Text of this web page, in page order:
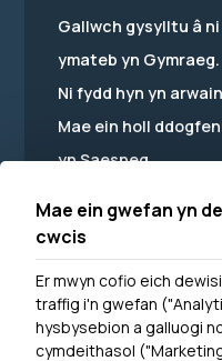
Dewislen Troedyn
Gallwch gysylltu â
ymateb yn Gymraeg.
Ni fydd hyn yn
Mae ein holl
yn Saesneg.
Mae ein gwefan yn
cwcis
Er mwyn cofio eich
traffig i'n gwefan
hysbysebion a galluogi
cymdeithasol